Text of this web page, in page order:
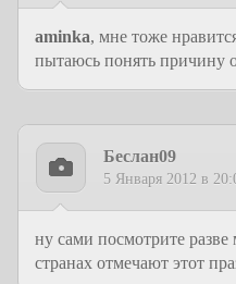
aminka, мне тоже
пытаюсь понять причину
Беслан09
5 Января 2012 в
ну сами посмотрите
странах отмечают этот